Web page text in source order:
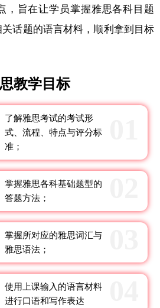
，旨在让学员掌握雅思各科目题
话题的语言材料，顺利拿到目标
教学目标
了解雅思考试的考试形
式、流程、特点与评分标
准；
掌握雅思各科基础题型的
答题方法；
掌握所对应的雅思词汇与
雅思语法；
使用上课输入的语言材料
进行口语和写作表达